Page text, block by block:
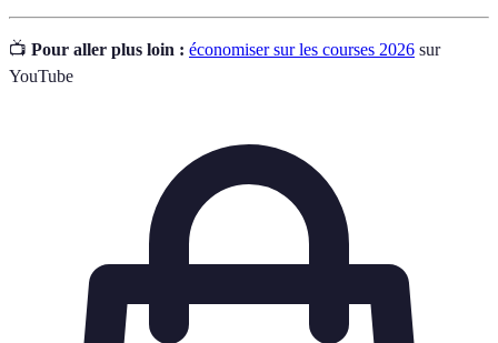
📺 Pour aller plus loin : économiser sur les courses 2026 sur
YouTube